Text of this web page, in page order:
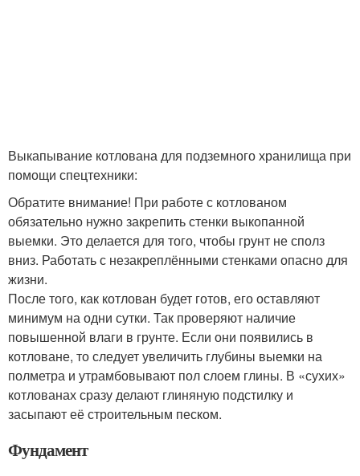
Выкапывание котлована для подземного хранилища при
помощи спецтехники:
Обратите внимание! При работе с котлованом
обязательно нужно закрепить стенки выкопанной
выемки. Это делается для того, чтобы грунт не сполз
вниз. Работать с незакреплёнными стенками опасно для
жизни.
После того, как котлован будет готов, его оставляют
минимум на одни сутки. Так проверяют наличие
повышенной влаги в грунте. Если они появились в
котловане, то следует увеличить глубины выемки на
полметра и утрамбовывают пол слоем глины. В «сухих»
котлованах сразу делают глиняную подстилку и
засыпают её строительным песком.
Фундамент